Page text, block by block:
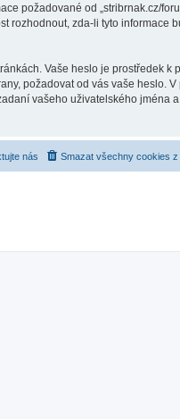
požadované od „stribrnak.cz/
rozhodnout, zda-li tyto informace
Vaše heslo je prostředek k
požadovat od vás vaše heslo.
vašeho uživatelského jména
Smazat všechny cookies z
nás